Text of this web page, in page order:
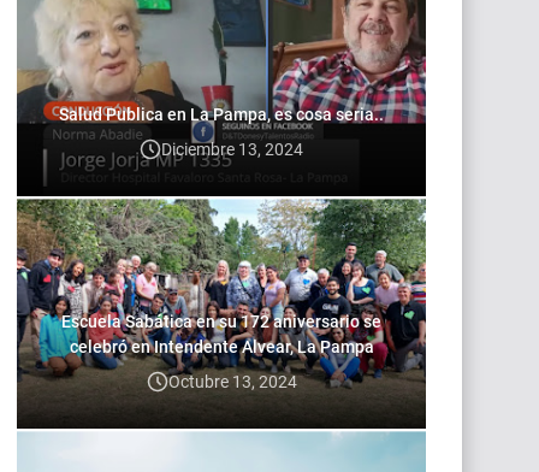
Salud Publica en La Pampa, es cosa seria..
Diciembre 13, 2024
Escuela Sabática en su 172 aniversario se
celebró en Intendente Alvear, La Pampa
Octubre 13, 2024